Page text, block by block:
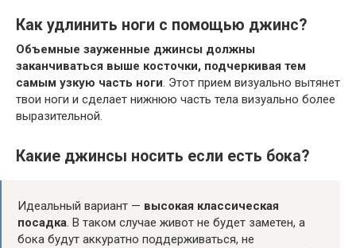
Как удлинить ноги с помощью джинс?
Объемные зауженные джинсы должны
заканчиваться выше косточки, подчеркивая тем
самым узкую часть ноги. Этот прием визуально вытянет
твои ноги и сделает нижнюю часть тела визуально более
выразительной.
Какие джинсы носить если есть бока?
Идеальный вариант — высокая классическая
посадка. В таком случае живот не будет заметен, а
бока будут аккуратно поддерживаться, не